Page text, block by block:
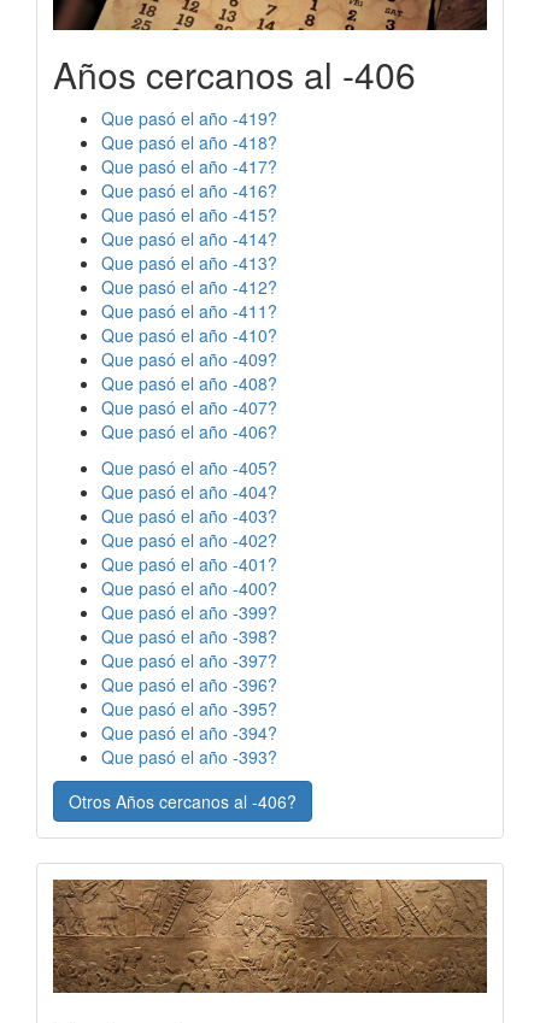
Años cercanos al -406
Que pasó el año -419?
Que pasó el año -418?
Que pasó el año -417?
Que pasó el año -416?
Que pasó el año -415?
Que pasó el año -414?
Que pasó el año -413?
Que pasó el año -412?
Que pasó el año -411?
Que pasó el año -410?
Que pasó el año -409?
Que pasó el año -408?
Que pasó el año -407?
Que pasó el año -406?
Que pasó el año -405?
Que pasó el año -404?
Que pasó el año -403?
Que pasó el año -402?
Que pasó el año -401?
Que pasó el año -400?
Que pasó el año -399?
Que pasó el año -398?
Que pasó el año -397?
Que pasó el año -396?
Que pasó el año -395?
Que pasó el año -394?
Que pasó el año -393?
Otros Años cercanos al -406?